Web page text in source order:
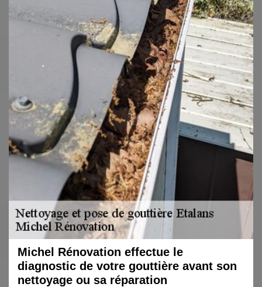
Michel Rénovation effectue le
diagnostic de votre gouttière avant son
nettoyage ou sa réparation